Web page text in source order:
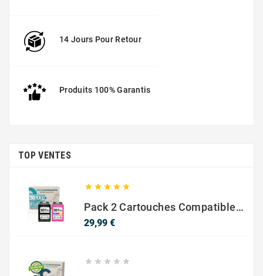
14 Jours Pour Retour
Produits 100% Garantis
TOP VENTES
    
Pack 2 Cartouches Compatible Avec HP 301 XL Noir Et Couleur
29,99 €Prix
    